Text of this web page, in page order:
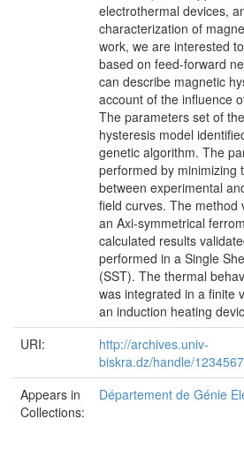
electrothermal devices,
characterization of
work, we are interested
based on feed-forward
can describe magnetic
account of the influence
The parameters set of
hysteresis model
genetic algorithm. The
performed by minimizing
between experimental
field curves. The method
an Axi-symmetrical
calculated results
performed in a Single
(SST). The thermal
was integrated in a finite
an induction heating
URI:
http://archives.univ-
biskra.dz/handle/
Appears in
Collections:
Département de Génie